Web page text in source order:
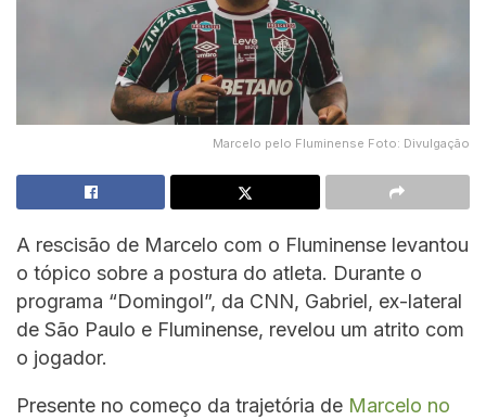
Marcelo pelo Fluminense Foto: Divulgação
A rescisão de Marcelo com o Fluminense levantou
o tópico sobre a postura do atleta. Durante o
programa “Domingol”, da CNN, Gabriel, ex-lateral
de São Paulo e Fluminense, revelou um atrito com
o jogador.
Presente no começo da trajetória de Marcelo no